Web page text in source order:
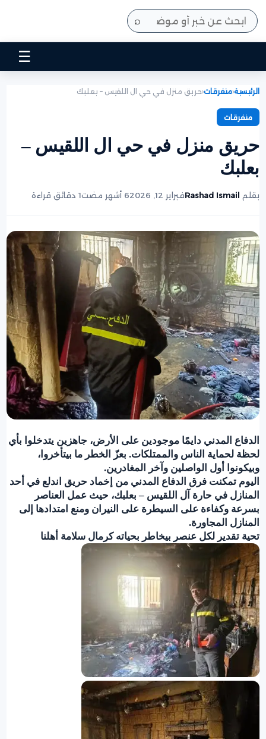
⌕
☰
الرئيسية‹متفرقات‹حريق منزل في حي ال اللقيس – بعلبك
متفرقات
حريق منزل في حي ال اللقيس –
بعلبك
بقلم Rashad Ismailفبراير 12, 2026 6 أشهر مضت 1 دقائق قراءة
الدفاع المدني دايمًا موجودين على الأرض، جاهزين يتدخلوا بأي
لحظة لحماية الناس والممتلكات. بعزّ الخطر ما بيتأخروا،
وبيكونوا أول الواصلين وآخر المغادرين.
اليوم تمكنت فرق الدفاع المدني من إخماد حريق اندلع في أحد
المنازل في حارة آل اللقيس – بعلبك، حيث عمل العناصر
بسرعة وكفاءة على السيطرة على النيران ومنع امتدادها إلى
المنازل المجاورة.
تحية تقدير لكل عنصر بيخاطر بحياته كرمال سلامة أهلنا